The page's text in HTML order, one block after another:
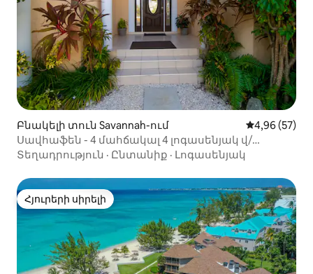
Բնակելի տուն Savannah-ում Միջին
4,96 (57)
Սավհաֆեն - 4 մահճակալ 4 լոգասենյակ վ/
լողավազան (2 րոպե դեպի լողափ)
Տեղադրություն · Ընտանիք · Լոգասենյակ
Հյուրերի սիրելի
Հյուրերի սիրելի